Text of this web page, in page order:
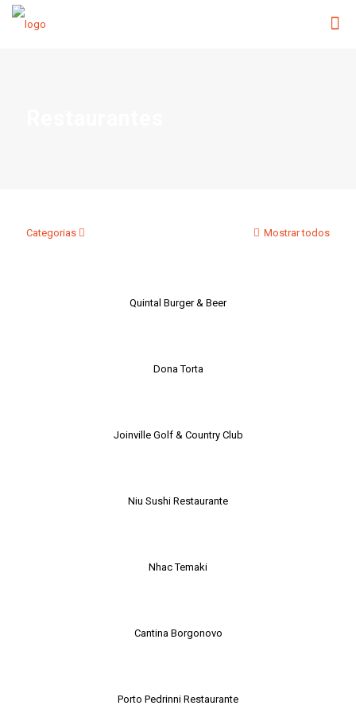
Categorias Mostrar todos
Quintal Burger & Beer
Dona Torta
Joinville Golf & Country Club
Niu Sushi Restaurante
Nhac Temaki
Cantina Borgonovo
Porto Pedrinni Restaurante